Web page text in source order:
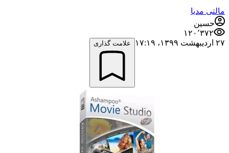
مالتی مدیا
حسین
۱۲۰٬۳۷۲
۲۷ اردیبهشت ۱۳۹۹،‏ ۱۷:۱۹
علامت گذاری